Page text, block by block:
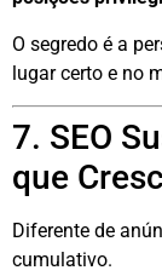
O segredo é a
lugar certo e no
7. SEO
que
Diferente de
cumulativo.